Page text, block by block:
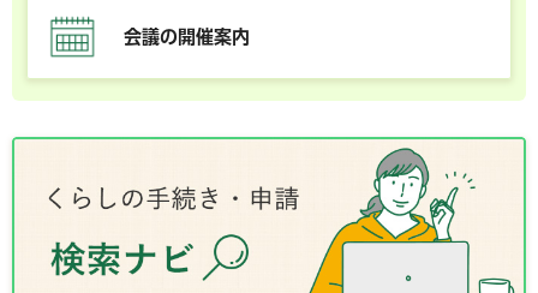
会議の開催案内